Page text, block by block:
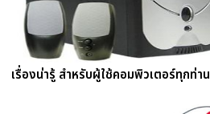
เรื่องน่ารู้ สำหรับผู้ใช้คอมพิวเตอร์ทุกท่าน